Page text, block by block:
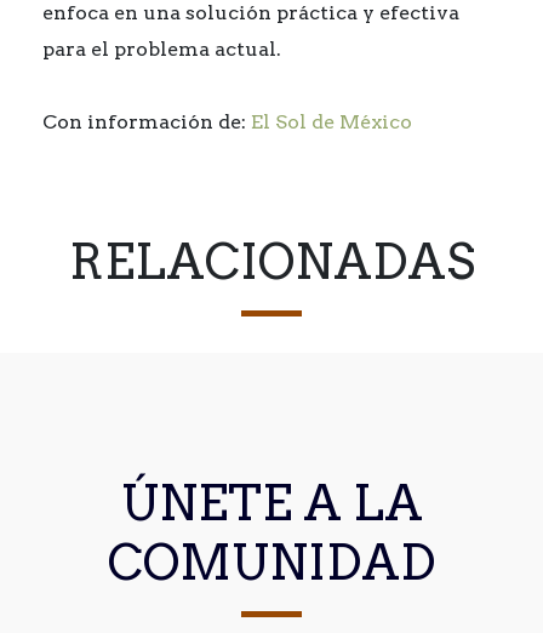
enfoca en una solución práctica y efectiva
para el problema actual.
Con información de: El Sol de México
RELACIONADAS
ÚNETE A LA
COMUNIDAD